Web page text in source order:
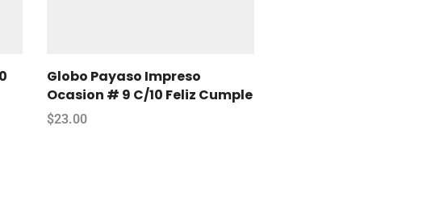
Globo Payaso Impreso
Ocasion # 9 C/10 Feliz Cumple
$23.00